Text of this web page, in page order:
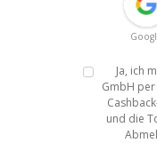
Ja, ich
GmbH
und die